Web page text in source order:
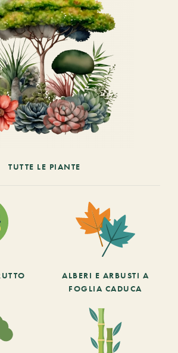
TUTTE LE PIANTE
ALBERI E ARBUSTI A
FOGLIA CADUCA